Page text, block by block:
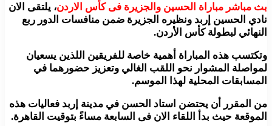
بث مباشر مباراة الحسين والجزيرة فى كأس الاردن، يلتقى الان
نادي الحسين إربد ونظيره الجزيرة ضمن منافسات الدور ربع
النهائي لبطولة كأس الأردن.
وتكتسب هذه المباراة أهمية خاصة للفريقين اللذين يسعيان
لمواصلة المشوار نحو اللقب الغالي وتعزيز حضورهما في
المسابقات المحلية لهذا الموسم.
من المقرر أن يحتضن استاد الحسن في مدينة إربد فعاليات هذه
الموقعة حيث بدأ اللقاء الان فى السابعة مساءً بتوقيت القاهرة.